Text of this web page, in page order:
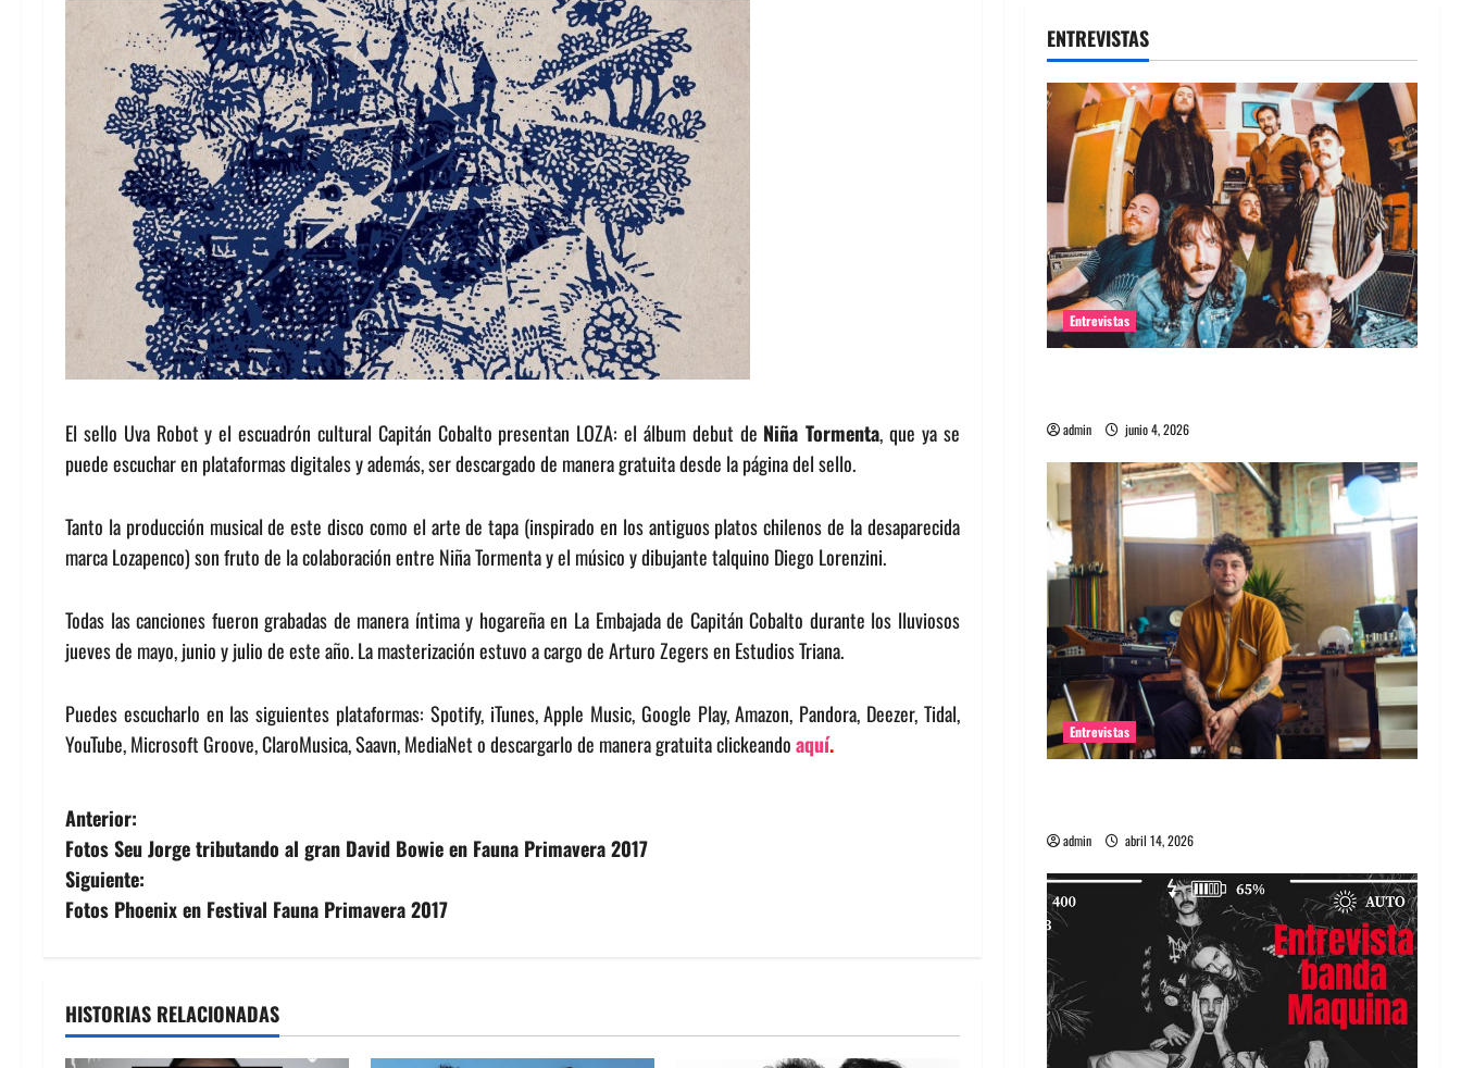
El sello Uva Robot y el escuadrón cultural Capitán Cobalto presentan LOZA: el álbum debut de Niña Tormenta, que ya se
puede escuchar en plataformas digitales y además, ser descargado de manera gratuita desde la página del sello.
Tanto la producción musical de este disco como el arte de tapa (inspirado en los antiguos platos chilenos de la desaparecida
marca Lozapenco) son fruto de la colaboración entre Niña Tormenta y el músico y dibujante talquino Diego Lorenzini.
Todas las canciones fueron grabadas de manera íntima y hogareña en La Embajada de Capitán Cobalto durante los lluviosos
jueves de mayo, junio y julio de este año. La masterización estuvo a cargo de Arturo Zegers en Estudios Triana.
Puedes escucharlo en las siguientes plataformas: Spotify, iTunes, Apple Music, Google Play, Amazon, Pandora, Deezer, Tidal,
YouTube, Microsoft Groove, ClaroMusica, Saavn, MediaNet o descargarlo de manera gratuita clickeandoaquí.
N
a
v
g
a
Anterior:
Fotos Seu Jorge tributando al gran David Bowie en Fauna Primavera 2017
Siguiente:
Fotos Phoenix en Festival Fauna Primavera 2017
HISTORIAS RELACIONADAS
ENTREVISTAS
Entrevistas
admin junio 4, 2026
Entrevistas
admin abril 14, 2026